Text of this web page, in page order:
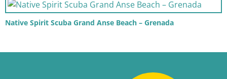
Native Spirit Scuba Grand Anse Beach – Grenada